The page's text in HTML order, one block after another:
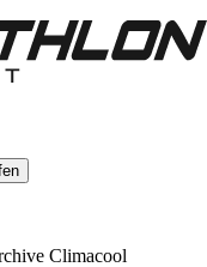
Climacool